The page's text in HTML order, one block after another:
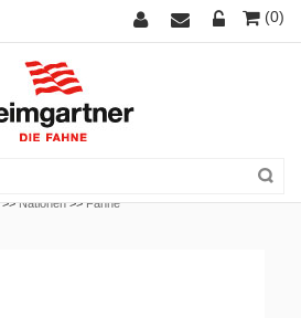
(0)
>>Nationen >>Fahne